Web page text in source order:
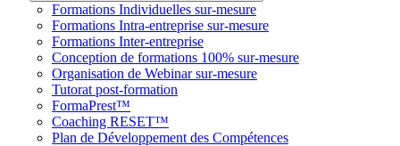
Formations Individuelles sur-mesure
Formations Intra-entreprise sur-mesure
Formations Inter-entreprise
Conception de formations 100% sur-mesure
Organisation de Webinar sur-mesure
Tutorat post-formation
FormaPrest™
Coaching RESET™
Plan de Développement des Compétences